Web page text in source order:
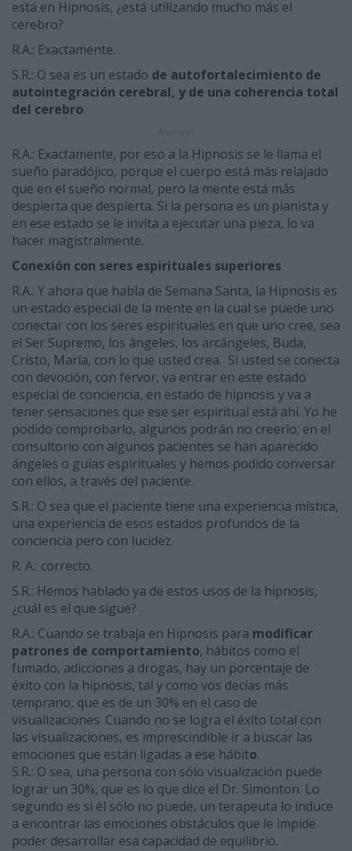
está en Hipnosis, ¿está utilizando mucho más el
cerebro?
R.A.: Exactamente.
S.R.: O sea es un estado de autofortalecimiento de
autointegración cerebral, y de una coherencia total
del cerebro.
R.A.: Exactamente, por eso a la Hipnosis se le llama el
sueño paradójico, porque el cuerpo está más relajado
que en el sueño normal, pero la mente está más
despierta que despierta. Si la persona es un pianista y
en ese estado se le invita a ejecutar una pieza, lo va
hacer magistralmente.
Conexión con seres espirituales superiores
R.A.: Y ahora que habla de Semana Santa, la Hipnosis es
un estado especial de la mente en la cual se puede uno
conectar con los seres espirituales en que uno cree, sea
el Ser Supremo, los ángeles, los arcángeles, Buda,
Cristo, María, con lo que usted crea. Si usted se conecta
con devoción, con fervor, va entrar en este estado
especial de conciencia, en estado de hipnosis y va a
tener sensaciones que ese ser espiritual está ahí. Yo he
podido comprobarlo, algunos podrán no creerlo; en el
consultorio con algunos pacientes se han aparecido
ángeles o guías espirituales y hemos podido conversar
con ellos, a través del paciente.
S.R.: O sea que el paciente tiene una experiencia mística,
una experiencia de esos estados profundos de la
conciencia pero con lucidez.
R. A.: correcto.
S.R.: Hemos hablado ya de estos usos de la hipnosis,
¿cuál es el que sigue?
R.A.: Cuando se trabaja en Hipnosis para modificar
patrones de comportamiento, hábitos como el
fumado, adicciones a drogas, hay un porcentaje de
éxito con la hipnosis, tal y como vos decías más
temprano, que es de un 30% en el caso de
visualizaciones. Cuando no se logra el éxito total con
las visualizaciones, es imprescindible ir a buscar las
emociones que están ligadas a ese hábito.
S.R.: O sea, una persona con sólo visualización puede
lograr un 30%, que es lo que dice el Dr. Simonton. Lo
segundo es si él sólo no puede, un terapeuta lo induce
a encontrar las emociones obstáculos que le impide
poder desarrollar esa capacidad de equilibrio.